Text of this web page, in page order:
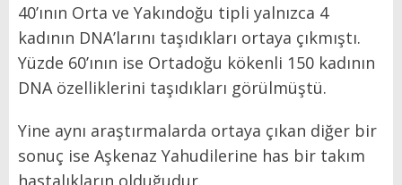
40’ının Orta ve Yakındoğu tipli yalnızca 4
kadının DNA’larını taşıdıkları ortaya çıkmıştı.
Yüzde 60’ının ise Ortadoğu kökenli 150 kadının
DNA özelliklerini taşıdıkları görülmüştü.
Yine aynı araştırmalarda ortaya çıkan diğer bir
sonuç ise Aşkenaz Yahudilerine has bir takım
hastalıkların olduğudur.